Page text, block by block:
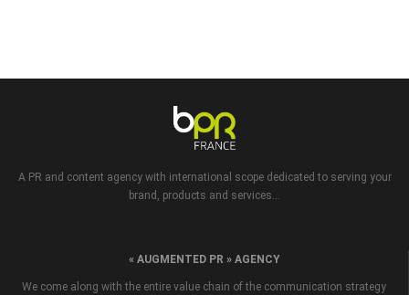
A PR and content agency with international scope dedicated to serving your
brand, products and services...
« AUGMENTED PR » AGENCY
We come along with the entire value chain of the communication strategy